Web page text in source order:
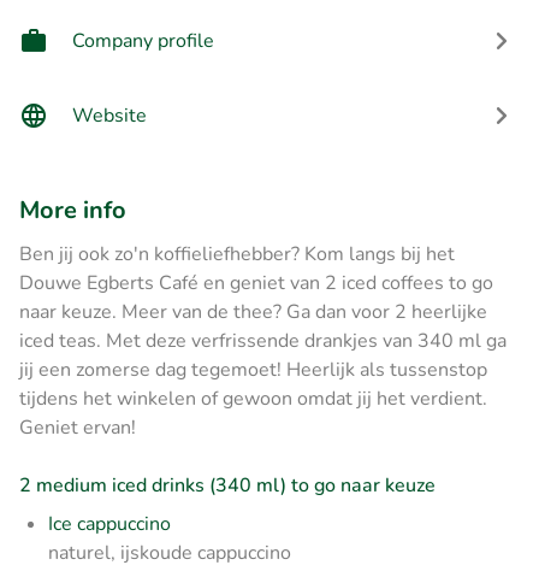
Company profile
Website
More info
Ben jij ook zo'n koffieliefhebber? Kom langs bij het
Douwe Egberts Café en geniet van 2 iced coffees to go
naar keuze. Meer van de thee? Ga dan voor 2 heerlijke
iced teas. Met deze verfrissende drankjes van 340 ml ga
jij een zomerse dag tegemoet! Heerlijk als tussenstop
tijdens het winkelen of gewoon omdat jij het verdient.
Geniet ervan!
2 medium iced drinks (340 ml) to go naar keuze
Ice cappuccino
naturel, ijskoude cappuccino